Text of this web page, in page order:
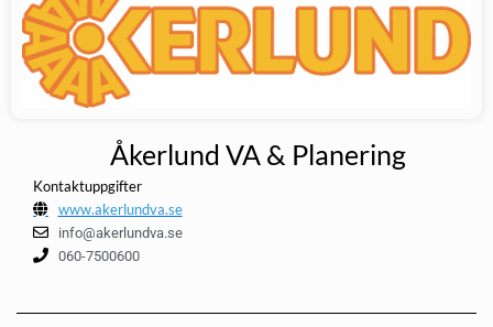
Åkerlund VA & Planering
Kontaktuppgifter
www.akerlundva.se
info@akerlundva.se
060-7500600